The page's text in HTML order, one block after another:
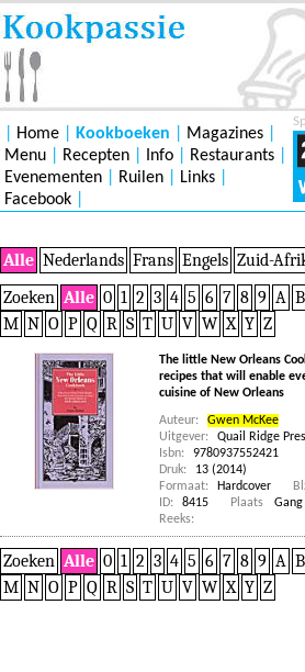
Home Kookboeken Magazines
Menu
Recepten Info Restaurants
Evenementen
Ruilen Links
Facebook
Alle Nederlands Frans Engels Zuid-
Zoeken Alle 0 1 2 3 4 5 6 7 8 9 A B
M N O P Q R S T U V W X Y Z
The little New Orleans
recipes that will enable
cuisine of New Orleans
Auteur:
Gwen McKee
Uitgever:
Quail Ridge
Isbn:
9780937552421
Druk:
13 (2014)
Formaat:
Hardcover
ID:
8415 Plaats
Gang
Reeks:
Zoeken Alle 0 1 2 3 4 5 6 7 8 9 A B
M N O P Q R S T U V W X Y Z